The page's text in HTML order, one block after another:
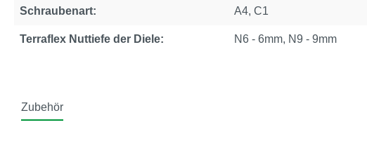
Schraubenart: A4, C1
Terraflex Nuttiefe der Diele: N6 - 6mm, N9 - 9mm
Zubehör